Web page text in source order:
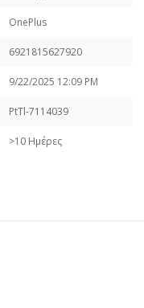
OnePlus
6921815627920
9/22/2025 12:09 PM
PtTl-7114039
>10 Ημέρες